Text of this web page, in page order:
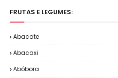
FRUTAS E LEGUMES:
Abacate
Abacaxi
Abóbora